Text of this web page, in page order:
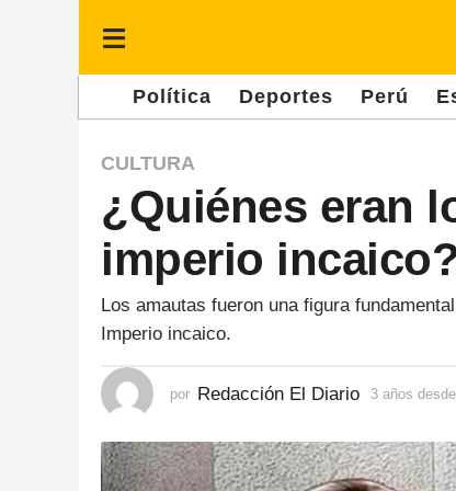
Política Deportes Perú
3
a
ñ
s
d
s
e
CULTURA
¿Quiénes eran
imperio
Los amautas fueron una figura
Imperio incaico.
por Redacción El Diario 3 años